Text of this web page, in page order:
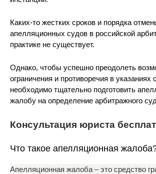
Каких-то жестких сроков и порядка
апелляционных судов в российской
практике не существует.
Однако, чтобы успешно преодолеть
ограничения и противоречия в указаниях
необходимо тщательно подготовить
жалобу на определение арбитражного
Консультация юриста
Что такое апелляционная
Апелляционная жалоба – это средство